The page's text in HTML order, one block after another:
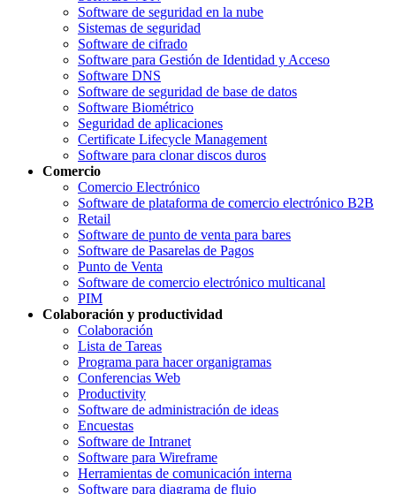
Software de seguridad en la nube
Sistemas de seguridad
Software de cifrado
Software para Gestión de Identidad y Acceso
Software DNS
Software de seguridad de base de datos
Software Biométrico
Seguridad de aplicaciones
Certificate Lifecycle Management
Software para clonar discos duros
Comercio
Comercio Electrónico
Software de plataforma de comercio electrónico B2B
Retail
Software de punto de venta para bares
Software de Pasarelas de Pagos
Punto de Venta
Software de comercio electrónico multicanal
PIM
Colaboración y productividad
Colaboración
Lista de Tareas
Programa para hacer organigramas
Conferencias Web
Productivity
Software de administración de ideas
Encuestas
Software de Intranet
Software para Wireframe
Herramientas de comunicación interna
Software para diagrama de flujo